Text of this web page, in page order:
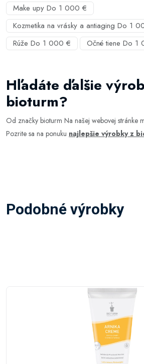
Make upy Do 1 000 €
Kozmetika na vrásky a antiaging Do 1
Rúže Do 1 000 €
Očné tiene Do 1
Hľadáte ďalšie
bioturm?
Od značky bioturm Na našej webovej stránke
Pozrite sa na ponuku najlepšie výrobky z
Podobné výrobky